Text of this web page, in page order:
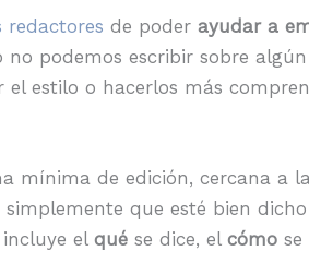
redactores de poder ayudar a
podemos escribir sobre
estilo o hacerlos más
mínima de edición, cercana a
que esté bien dicho
el quése dice, el cómose